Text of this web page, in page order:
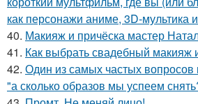
как персонажи аниме, 3D-мультика
40. Макияж и причёска мастер
41. Как выбрать свадебный макияж
42. Один из самых частых вопросов
"а сколько образов мы успеем